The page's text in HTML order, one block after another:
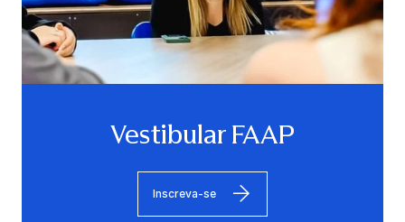
Vestibular FAAP
Inscreva-se